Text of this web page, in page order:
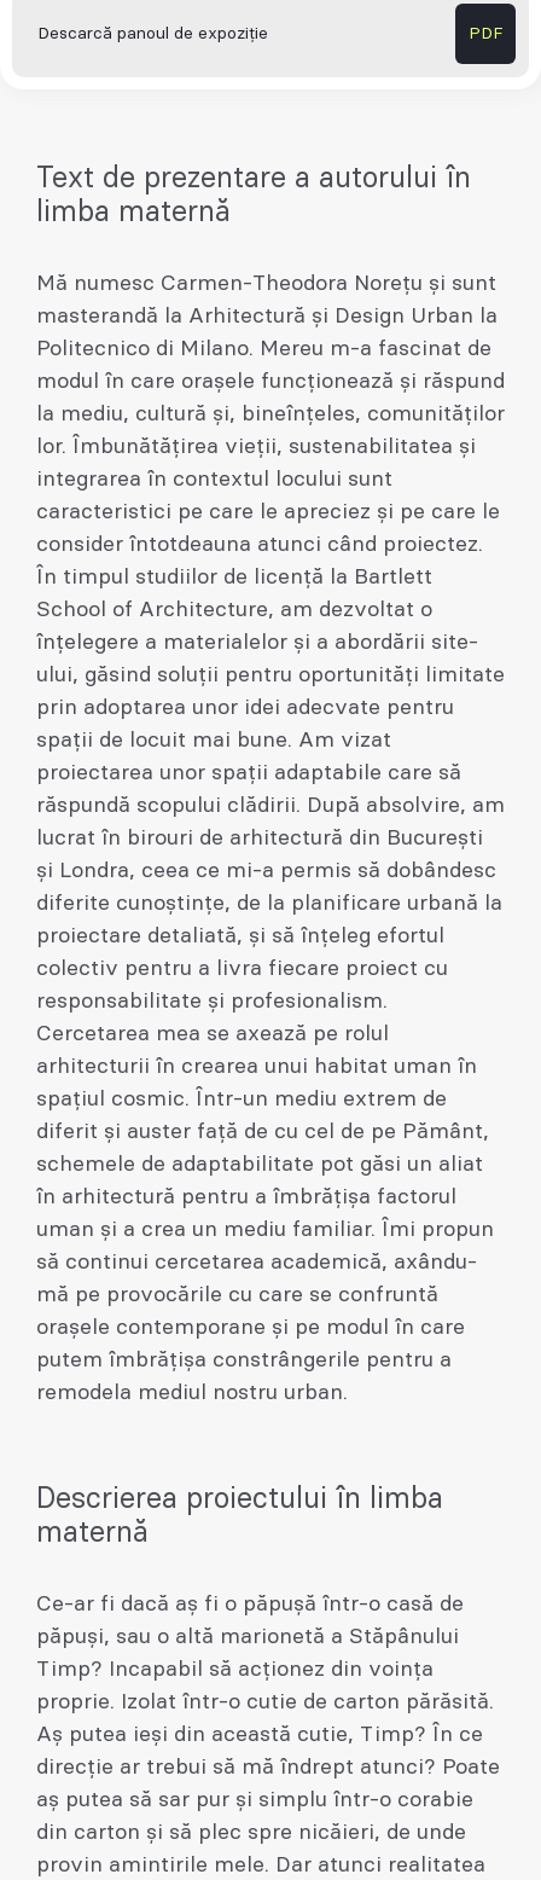
Descarcă panoul de expoziție PDF
Text de prezentare a autorului în
limba maternă
Mă numesc Carmen-Theodora Norețu și sunt
masterandă la Arhitectură și Design Urban la
Politecnico di Milano. Mereu m-a fascinat de
modul în care orașele funcționează și răspund
la mediu, cultură și, bineînțeles, comunităților
lor. Îmbunătățirea vieții, sustenabilitatea și
integrarea în contextul locului sunt
caracteristici pe care le apreciez și pe care le
consider întotdeauna atunci când proiectez.
În timpul studiilor de licență la Bartlett
School of Architecture, am dezvoltat o
înțelegere a materialelor și a abordării site-
ului, găsind soluții pentru oportunități limitate
prin adoptarea unor idei adecvate pentru
spații de locuit mai bune. Am vizat
proiectarea unor spații adaptabile care să
răspundă scopului clădirii. După absolvire, am
lucrat în birouri de arhitectură din București
și Londra, ceea ce mi-a permis să dobândesc
diferite cunoștințe, de la planificare urbană la
proiectare detaliată, și să înțeleg efortul
colectiv pentru a livra fiecare proiect cu
responsabilitate și profesionalism.
Cercetarea mea se axează pe rolul
arhitecturii în crearea unui habitat uman în
spațiul cosmic. Într-un mediu extrem de
diferit și auster față de cu cel de pe Pământ,
schemele de adaptabilitate pot găsi un aliat
în arhitectură pentru a îmbrățișa factorul
uman și a crea un mediu familiar. Îmi propun
să continui cercetarea academică, axându-
mă pe provocările cu care se confruntă
orașele contemporane și pe modul în care
putem îmbrățișa constrângerile pentru a
remodela mediul nostru urban.
Descrierea proiectului în limba
maternă
Ce-ar fi dacă aș fi o păpușă într-o casă de
păpuși, sau o altă marionetă a Stăpânului
Timp? Incapabil să acționez din voința
proprie. Izolat într-o cutie de carton părăsită.
Aș putea ieși din această cutie, Timp? În ce
direcție ar trebui să mă îndrept atunci? Poate
aș putea să sar pur și simplu într-o corabie
din carton și să plec spre nicăieri, de unde
provin amintirile mele. Dar atunci realitatea